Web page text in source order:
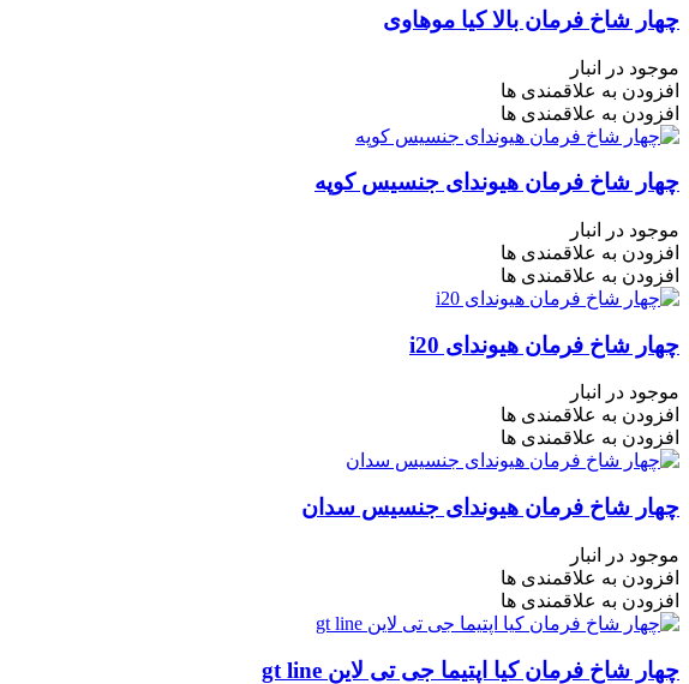
چهار شاخ فرمان بالا کیا موهاوی
موجود در انبار
افزودن به علاقمندی ها
افزودن به علاقمندی ها
چهار شاخ فرمان هیوندای جنسیس کوپه
موجود در انبار
افزودن به علاقمندی ها
افزودن به علاقمندی ها
چهار شاخ فرمان هیوندای i20
موجود در انبار
افزودن به علاقمندی ها
افزودن به علاقمندی ها
چهار شاخ فرمان هیوندای جنسیس سدان
موجود در انبار
افزودن به علاقمندی ها
افزودن به علاقمندی ها
چهار شاخ فرمان کیا اپتیما جی تی لاین gt line